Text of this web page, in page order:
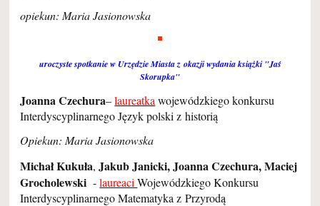
opiekun: Maria Jasionowska
uroczyste spotkanie w Urzędzie Miasta z okazji wydania książki "Jaś
Skorupka"
Joanna Czechura–laureatka wojewódzkiego konkursu
Interdyscyplinarnego Język polski z historią
Opiekun: Maria Jasionowska
Michał Kukuła,Jakub Janicki, Joanna Czechura, Maciej
Grocholewski -laureaciWojewódzkiego Konkursu
Interdyscyplinarnego Matematyka z Przyrodą